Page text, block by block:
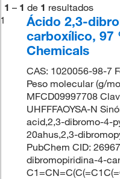
1 – 1 de 1 resultados
1
Ácido 2,3-
carboxílico, 97
Chemicals
CAS: 1020056-98-7
Peso molecular (g/
MFCD09997708
UHFFFAOYSA-N
acid,2,3-dibromo-4-
20ahus,2,3-
PubChem CID:
dibromopiridina-4-